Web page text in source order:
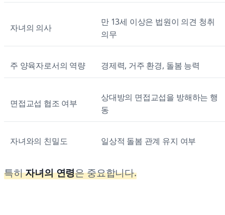
자녀의 의사
만 13세 이상은 법원이 의견 청취
의무
주 양육자로서의 역량 경제력, 거주 환경, 돌봄 능력
면접교섭 협조 여부
상대방의 면접교섭을 방해하는 행
동
자녀와의 친밀도 일상적 돌봄 관계 유지 여부
특히자녀의 연령은 중요합니다.